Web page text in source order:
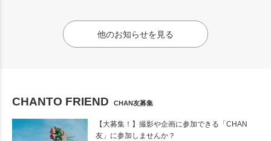
他のお知らせを見る
CHANTO FRIEND CHAN友募集
【大募集！】撮影や企画に参加できる「CHAN
友」に参加しませんか？